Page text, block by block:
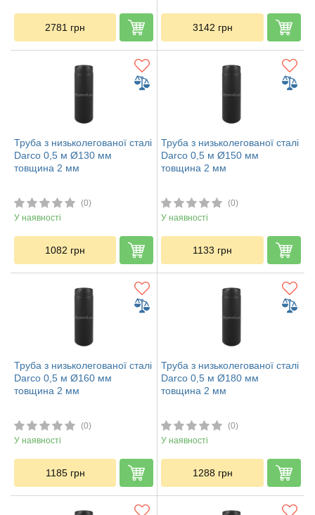
2781 грн 3142 грн
Труба з низьколегованої сталі
Darco 0,5 м Ø130 мм
товщина 2 мм
(0)
У наявності
1082 грн
Труба з низьколегованої сталі
Darco 0,5 м Ø150 мм
товщина 2 мм
(0)
У наявності
1133 грн
Труба з низьколегованої сталі
Darco 0,5 м Ø160 мм
товщина 2 мм
(0)
У наявності
1185 грн
Труба з низьколегованої сталі
Darco 0,5 м Ø180 мм
товщина 2 мм
(0)
У наявності
1288 грн